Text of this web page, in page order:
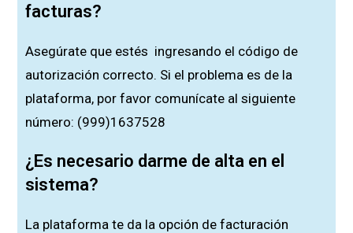
facturas?
Asegúrate que estés ingresando el código de
autorización correcto. Si el problema es de la
plataforma, por favor comunícate al siguiente
número: (999)1637528
¿Es necesario darme de alta en el
sistema?
La plataforma te da la opción de facturación